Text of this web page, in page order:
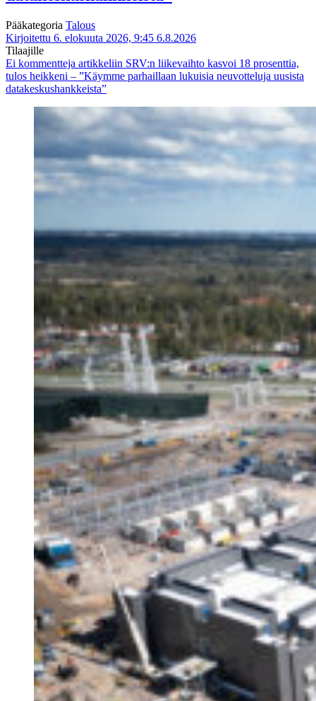
Pääkategoria Talous
Kirjoitettu 6. elokuuta 2026, 9:45 6.8.2026
Tilaajille
Ei kommentteja artikkeliin SRV:n liikevaihto kasvoi 18 prosenttia,
tulos heikkeni – ”Käymme parhaillaan lukuisia neuvotteluja uusista
datakeskushankkeista”